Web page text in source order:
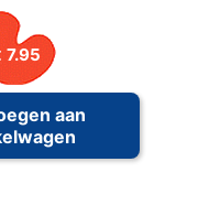
7.95
aan